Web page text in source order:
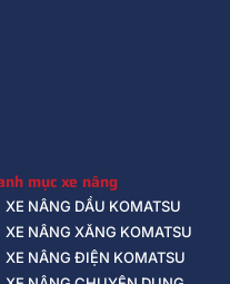
mục xe nâng
XE NÂNG DẦU KOMATSU
XE NÂNG XĂNG KOMATSU
XE NÂNG ĐIỆN KOMATSU